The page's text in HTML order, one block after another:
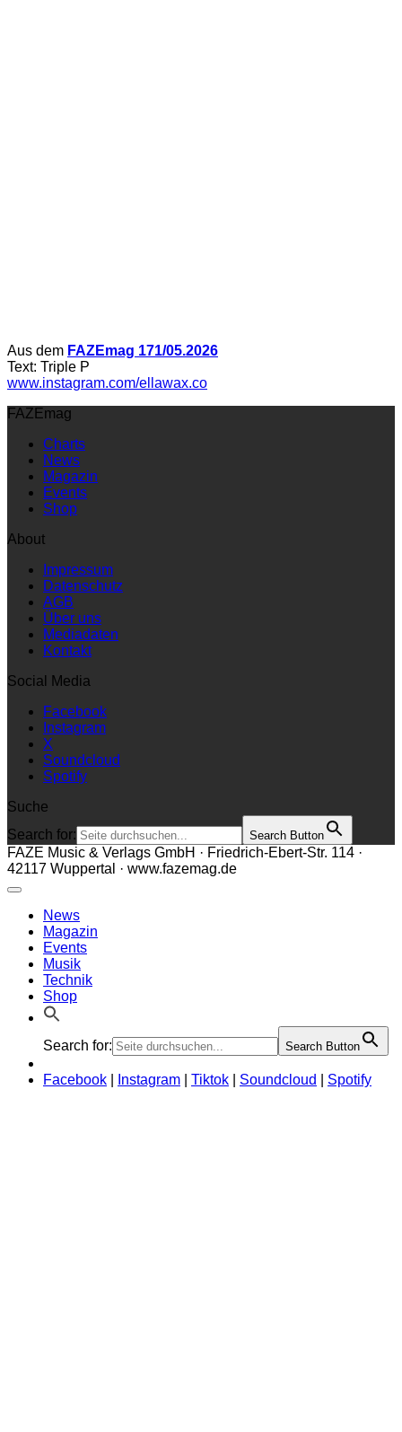
Aus dem FAZEmag 171/05.2026
Text: Triple P
www.instagram.com/ellawax.co
FAZEmag
Charts
News
Magazin
Events
Shop
About
Impressum
Datenschutz
AGB
Über uns
Mediadaten
Kontakt
Social Media
Facebook
Instagram
X
Soundcloud
Spotify
Suche
Search for:
Search Button
FAZE Music & Verlags GmbH · Friedrich-Ebert-Str. 114 ·
42117 Wuppertal · www.fazemag.de
News
Magazin
Events
Musik
Technik
Shop
Search for: Search Button
Facebook Instagram Tiktok Soundcloud Spotify